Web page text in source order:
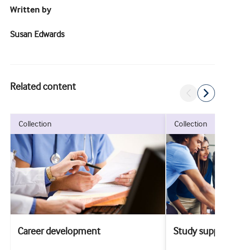
Written by
Susan Edwards
Related content
collection
Career development
collection
Study